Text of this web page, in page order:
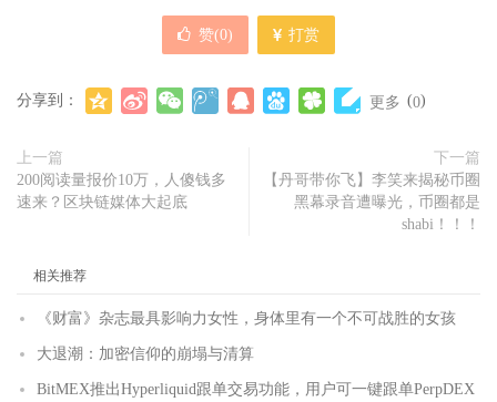
赞(0) 打赏
分享到： 更多 (0)
上一篇
200阅读量报价10万，人傻钱多
速来？区块链媒体大起底
下一篇
【丹哥带你飞】李笑来揭秘币圈
黑幕录音遭曝光，币圈都是
shabi！！！
相关推荐
《财富》杂志最具影响力女性，身体里有一个不可战胜的女孩
大退潮：加密信仰的崩塌与清算
BitMEX推出Hyperliquid跟单交易功能，用户可一键跟单PerpDEX